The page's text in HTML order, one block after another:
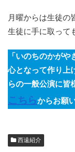
月曜からは生徒の
生徒に手に取って
「いのちのかが
心となって作り上
らの一般公演に皆
こちらからお願
西遠紹介